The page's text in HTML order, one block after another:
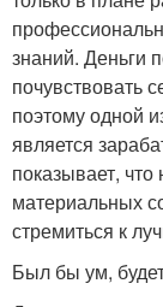
знаний. Деньги
почувствовать
поэтому одной
является
показывает, что
материальных
стремиться к
Был бы ум,